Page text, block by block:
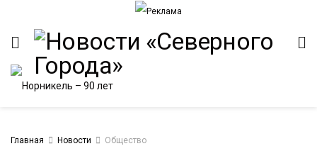
Главная Новости Общество